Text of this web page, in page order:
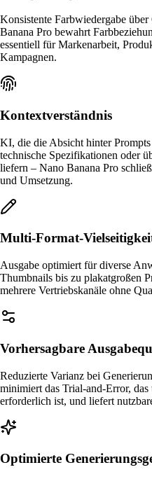
Konsistente Farbwiedergabe
Banana Pro bewahrt
essentiell für Markenarbeit,
Kampagnen.
Kontextverständnis
KI, die die Absicht hinter
technische Spezifikationen oder
liefern – Nano Banana Pro
und Umsetzung.
Multi-Format-
Ausgabe optimiert für diverse
Thumbnails bis zu plakatgroßen
mehrere Vertriebskanäle ohne
Vorhersagbare
Reduzierte Varianz bei
minimiert das Trial-and-Error,
erforderlich ist, und liefert
Optimierte